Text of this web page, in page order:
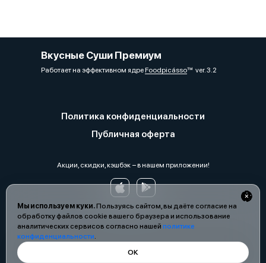
Мы используем куки.Пользуясь сайтом, вы даёте согласие на
обработку файлов cookie вашего браузера и использование
аналитических сервисов согласно нашей политике
конфиденциальности.
ОК
Вкусные Суши Премиум
Работает на эффективном ядреFoodpicássover. 3.2
Политика конфиденциальности
Публичная оферта
Акции, скидки, кэшбэк − в нашем приложении!